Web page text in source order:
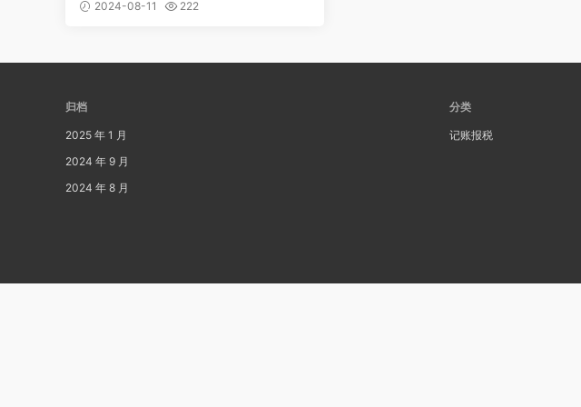
2024-08-11 222
归档
2025 年 1 月
2024 年 9 月
2024 年 8 月
分类
记账报税